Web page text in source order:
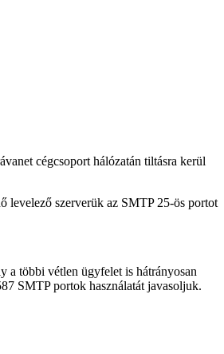
cégcsoport hálózatán tiltásra kerül
levelező szerverük az SMTP 25-ös portot
a többi vétlen ügyfelet is hátrányosan
SMTP portok használatát javasoljuk.